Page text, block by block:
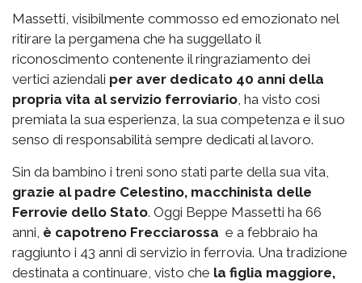
Massetti, visibilmente commosso ed emozionato nel
ritirare la pergamena che ha suggellato il
riconoscimento contenente il ringraziamento dei
vertici aziendali per aver dedicato 40 anni della
propria vita al servizio ferroviario , ha visto così
premiata la sua esperienza, la sua competenza e il suo
senso di responsabilità sempre dedicati al lavoro.
Sin da bambino i treni sono stati parte della sua vita,
grazie al padre Celestino, macchinista delle
Ferrovie dello Stato. Oggi Beppe Massetti ha 66
anni, è capotreno Frecciarossa e a febbraio ha
raggiunto i 43 anni di servizio in ferrovia. Una tradizione
destinata a continuare, visto che la figlia maggiore,